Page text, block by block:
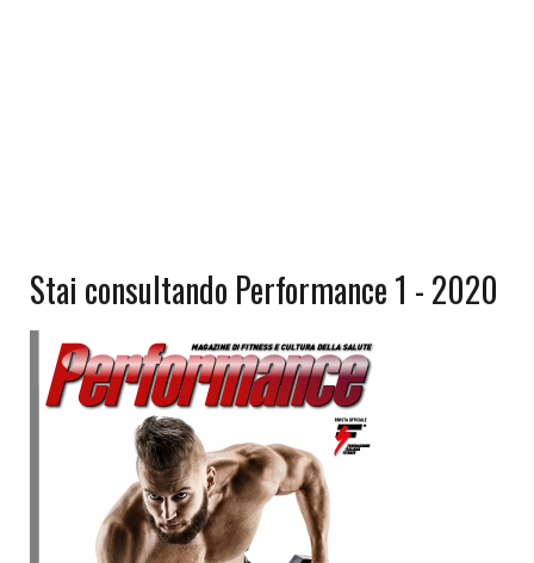
Stai consultando Performance 1 - 2020